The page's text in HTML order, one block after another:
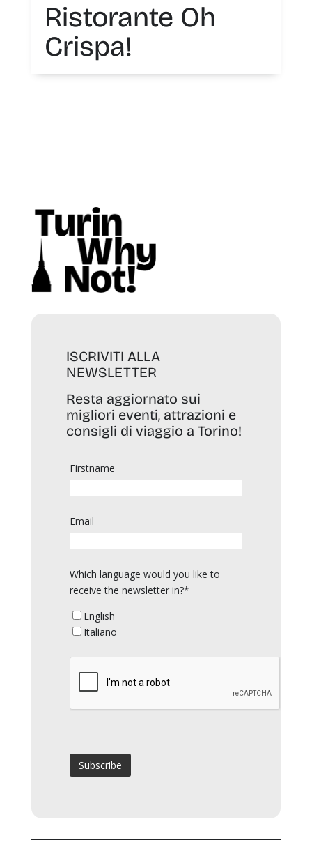
Ristorante Oh
Crispa!
ISCRIVITI ALLA
NEWSLETTER
Resta aggiornato sui
migliori eventi, attrazioni e
consigli di viaggio a Torino!
Firstname
Email
Which language would you like to
receive the newsletter in?*
English
Italiano